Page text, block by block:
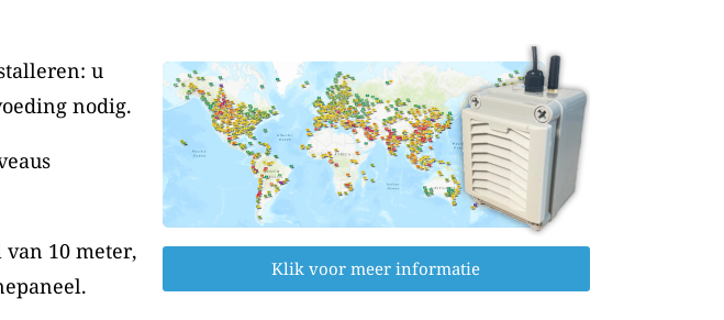
u
nodig.
10 meter,
Klik voor meer informatie